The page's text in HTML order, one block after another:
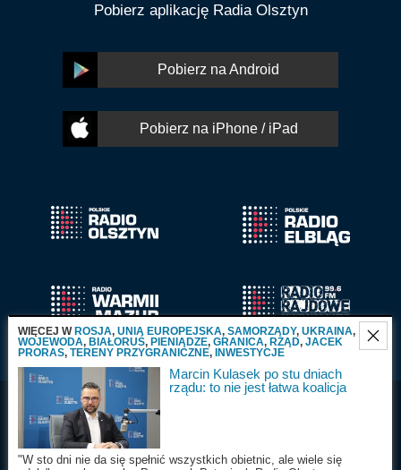
Pobierz aplikację Radia Olsztyn
Pobierz na Android
Pobierz na iPhone / iPad
Radio Olsztyn S.A.
WIĘCEJ WROSJA, UNIA EUROPEJSKA, SAMORZĄDY, UKRAINA,
WOJEWODA, BIAŁORUŚ, PIENIĄDZE, GRANICA, RZĄD, JACEK
PRORAS, TERENY PRZYGRANICZNE, INWESTYCJE
Marcin Kulasek po stu dniach
rządu: to nie jest łatwa koalicja
"W sto dni nie da się spełnić wszystkich obietnic, ale wiele się